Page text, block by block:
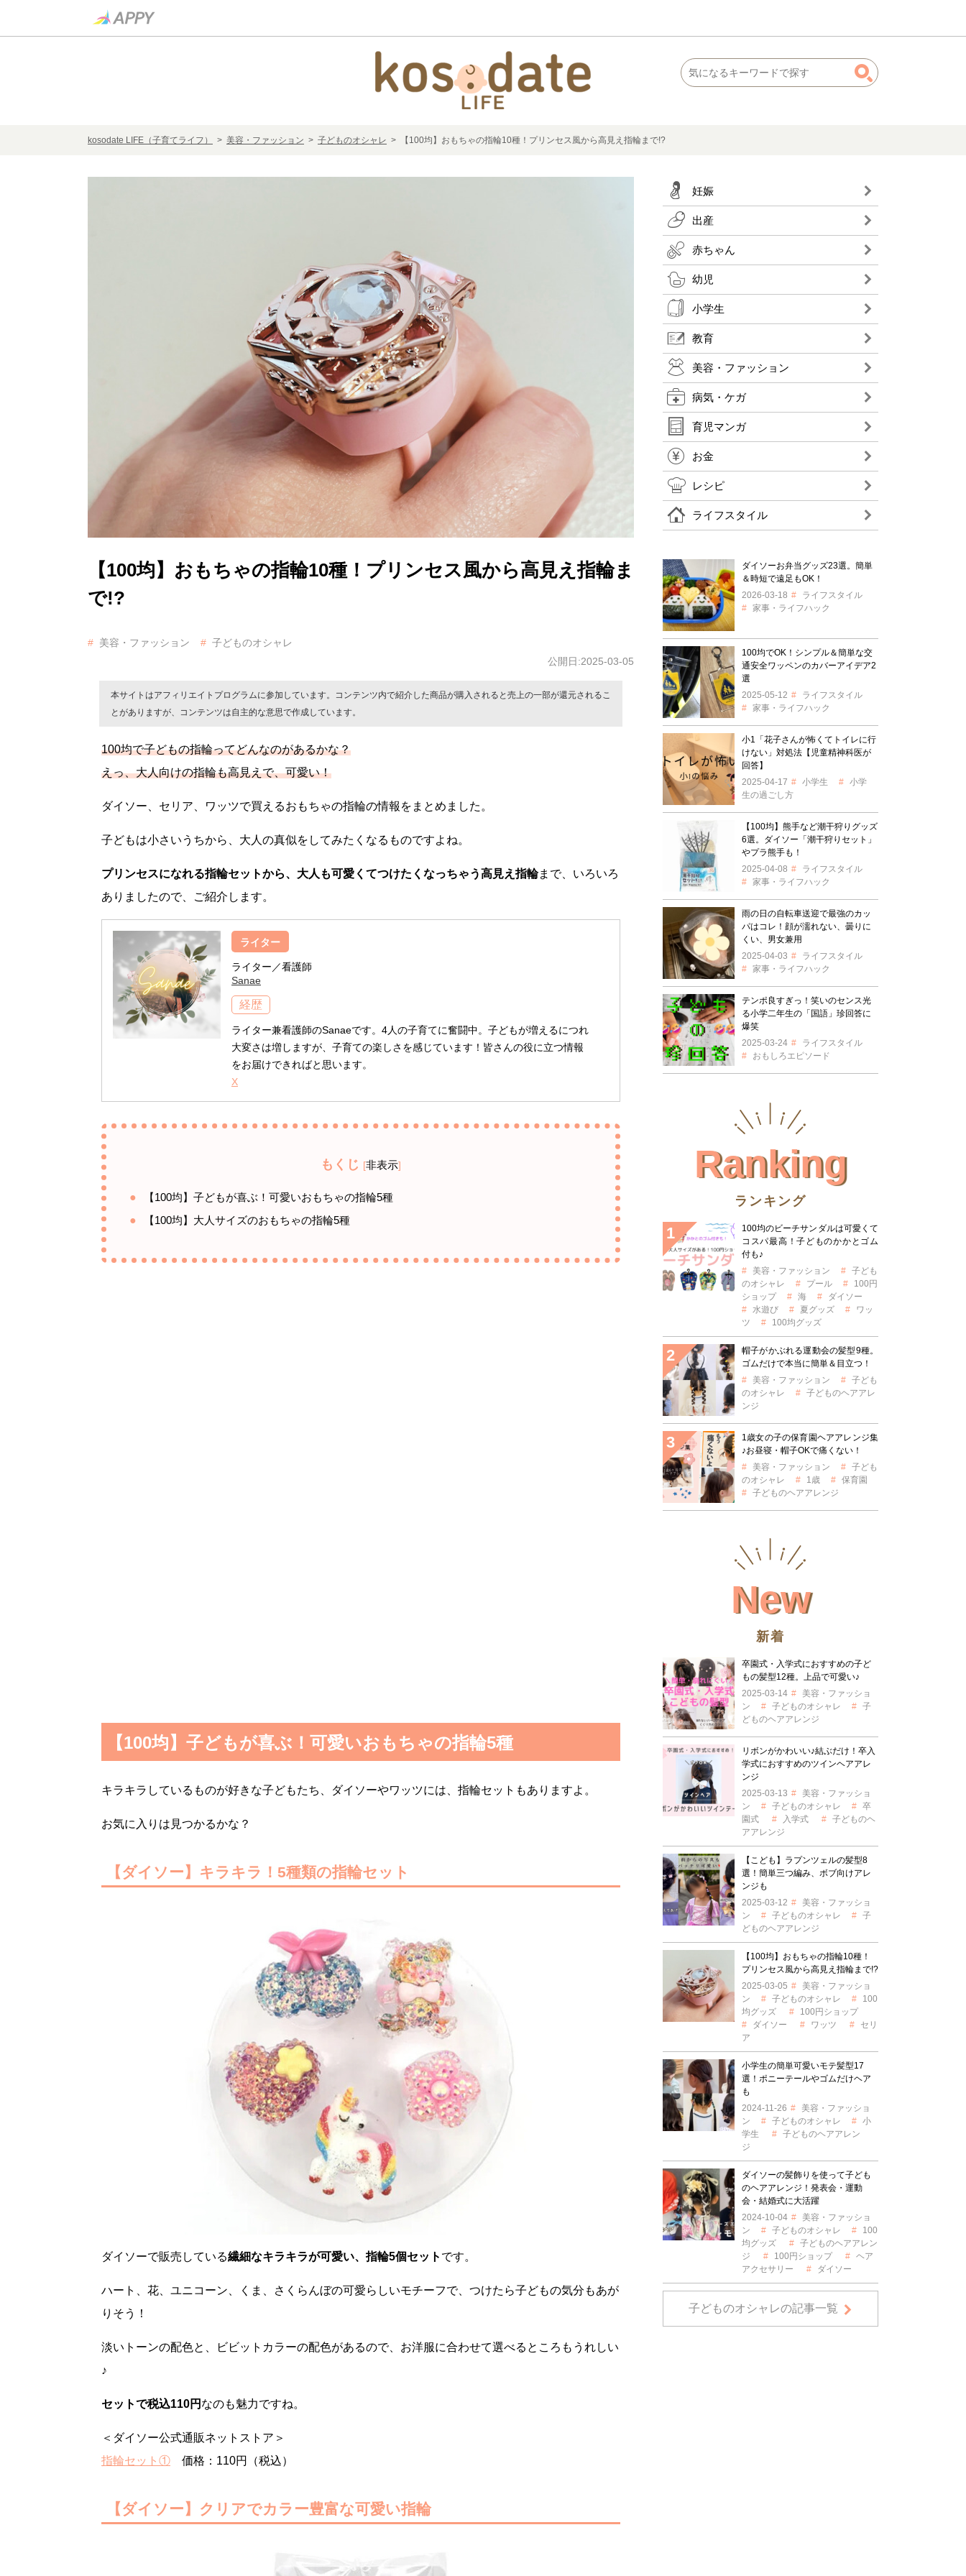
kosodate LIFE（子育てライフ） > 美容・ファッション > 子どものオシャレ > 【100均】おもちゃの指輪10種！プリンセス風から高見え指輪まで!?
【100均】おもちゃの指輪10種！プリンセス風から高見え指輪ま
で!?
美容・ファッション
子どものオシャレ
公開日:2025-03-05
本サイトはアフィリエイトプログラムに参加しています。コンテンツ内で紹介した商品が購入されると売上の一部が還元されるこ
とがありますが、コンテンツは自主的な意思で作成しています。
100均で子どもの指輪ってどんなのがあるかな？
えっ、大人向けの指輪も高見えで、可愛い！
ダイソー、セリア、ワッツで買えるおもちゃの指輪の情報をまとめました。
子どもは小さいうちから、大人の真似をしてみたくなるものですよね。
プリンセスになれる指輪セットから、大人も可愛くてつけたくなっちゃう高見え指輪まで、いろいろ
ありましたので、ご紹介します。
ライター
ライター／看護師
Sanae
経歴
ライター兼看護師のSanaeです。4人の子育てに奮闘中。子どもが増えるにつれ
大変さは増しますが、子育ての楽しさを感じています！皆さんの役に立つ情報
をお届けできればと思います。
X
もくじ [非表示]
【100均】子どもが喜ぶ！可愛いおもちゃの指輪5種
【100均】大人サイズのおもちゃの指輪5種
【100均】子どもが喜ぶ！可愛いおもちゃの指輪5種
キラキラしているものが好きな子どもたち、ダイソーやワッツには、指輪セットもありますよ。
お気に入りは見つかるかな？
【ダイソー】キラキラ！5種類の指輪セット
ダイソーで販売している繊細なキラキラが可愛い、指輪5個セット です。
ハート、花、ユニコーン、くま、さくらんぼの可愛らしいモチーフで、つけたら子どもの気分もあが
りそう！
淡いトーンの配色と、ビビットカラーの配色があるので、お洋服に合わせて選べるところもうれしい
♪
セットで税込110円 なのも魅力ですね。
＜ダイソー公式通販ネットストア＞
指輪セット① 価格：110円（税込）
【ダイソー】クリアでカラー豊富な可愛い指輪
妊娠
出産
赤ちゃん
幼児
小学生
教育
美容・ファッション
病気・ケガ
育児マンガ
お金
レシピ
ライフスタイル
ダイソーお弁当グッズ23選。簡単
＆時短で遠足もOK！
2026-03-18
ライフスタイル
家事・ライフハック
100均でOK！シンプル＆簡単な交
通安全ワッペンのカバーアイデア2
選
2025-05-12
ライフスタイル
家事・ライフハック
小1「花子さんが怖くてトイレに行
けない」対処法【児童精神科医が
回答】
2025-04-17
小学生
小学
生の過ごし方
【100均】熊手など潮干狩りグッズ
6選。ダイソー「潮干狩りセット」
やプラ熊手も！
2025-04-08
ライフスタイル
家事・ライフハック
雨の日の自転車送迎で最強のカッ
パはコレ！顔が濡れない、曇りに
くい、男女兼用
2025-04-03
ライフスタイル
家事・ライフハック
テンポ良すぎっ！笑いのセンス光
る小学二年生の「国語」珍回答に
爆笑
2025-03-24
ライフスタイル
おもしろエピソード
Ranking
ランキング
100均のビーチサンダルは可愛くて
コスパ最高！子どものかかとゴム
付も♪
美容・ファッション
子ども
のオシャレ
プール
100円
ショップ
海
ダイソー
水遊び
夏グッズ
ワッ
ツ
100均グッズ
帽子がかぶれる運動会の髪型9種。
ゴムだけで本当に簡単＆目立つ！
美容・ファッション
子ども
のオシャレ
子どものヘアアレ
ンジ
1歳女の子の保育園ヘアアレンジ集
♪お昼寝・帽子OKで痛くない！
美容・ファッション
子ども
のオシャレ
1歳
保育園
子どものヘアアレンジ
New
新着
卒園式・入学式におすすめの子ど
もの髪型12種。上品で可愛い♪
2025-03-14
美容・ファッショ
ン
子どものオシャレ
子
どものヘアアレンジ
リボンがかわいい♪結ぶだけ！卒入
学式におすすめのツインヘアアレ
ンジ
2025-03-13
美容・ファッショ
ン
子どものオシャレ
卒
園式
入学式
子どものヘ
アアレンジ
【こども】ラプンツェルの髪型8
選！簡単三つ編み、ボブ向けアレ
ンジも
2025-03-12
美容・ファッショ
ン
子どものオシャレ
子
どものヘアアレンジ
【100均】おもちゃの指輪10種！
プリンセス風から高見え指輪まで!?
2025-03-05
美容・ファッショ
ン
子どものオシャレ
100
均グッズ
100円ショップ
ダイソー
ワッツ
セリ
ア
小学生の簡単可愛いモテ髪型17
選！ポニーテールやゴムだけヘア
も
2024-11-26
美容・ファッショ
ン
子どものオシャレ
小
学生
子どものヘアアレン
ジ
ダイソーの髪飾りを使って子ども
のヘアアレンジ！発表会・運動
会・結婚式に大活躍
2024-10-04
美容・ファッショ
ン
子どものオシャレ
100
均グッズ
子どものヘアアレン
ジ
100円ショップ
ヘア
アクセサリー
ダイソー
子どものオシャレの記事一覧